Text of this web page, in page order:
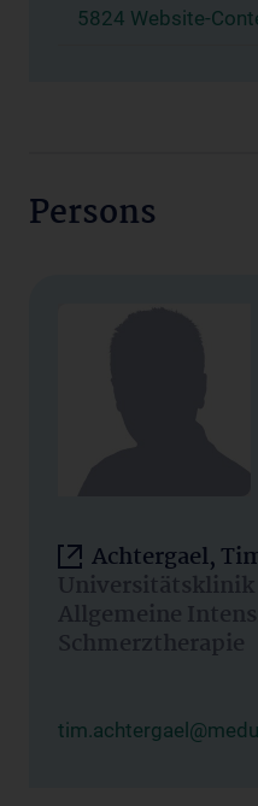
5824 Website-
Persons
Achtergael,
Universitätsklinik
Allgemeine
Schmerztherapie